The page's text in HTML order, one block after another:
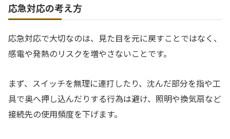
応急対応の考え方
応急対応で大切なのは、見た目を元に戻すことではなく、
感電や発熱のリスクを増やさないことです。
まず、スイッチを無理に連打したり、沈んだ部分を指や工
具で奥へ押し込んだりする行為は避け、照明や換気扇など
接続先の使用頻度を下げます。